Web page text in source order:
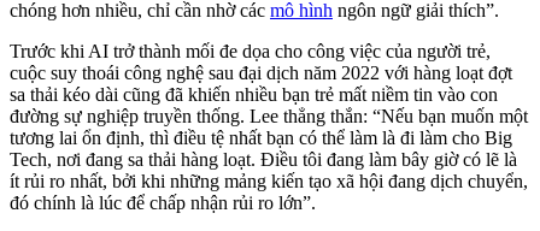
chóng hơn nhiều, chỉ cần nhờ các mô hình ngôn ngữ giải thích”.
Trước khi AI trở thành mối đe dọa cho công việc của người trẻ,
cuộc suy thoái công nghệ sau đại dịch năm 2022 với hàng loạt đợt
sa thải kéo dài cũng đã khiến nhiều bạn trẻ mất niềm tin vào con
đường sự nghiệp truyền thống. Lee thẳng thắn: “Nếu bạn muốn một
tương lai ổn định, thì điều tệ nhất bạn có thể làm là đi làm cho Big
Tech, nơi đang sa thải hàng loạt. Điều tôi đang làm bây giờ có lẽ là
ít rủi ro nhất, bởi khi những mảng kiến tạo xã hội đang dịch chuyển,
đó chính là lúc để chấp nhận rủi ro lớn”.